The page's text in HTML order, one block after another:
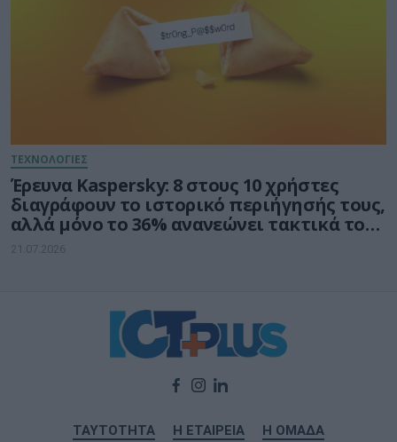
ΤΕΧΝΟΛΟΓΙΕΣ
Έρευνα Kaspersky: 8 στους 10 χρήστες
διαγράφουν το ιστορικό περιήγησής τους,
αλλά μόνο το 36% ανανεώνει τακτικά τους
κωδικούς πρόσβασης
21.07.2026
ΤΑΥΤΟΤΗΤΑ Η ΕΤΑΙΡΕΙΑ Η ΟΜΑΔΑ